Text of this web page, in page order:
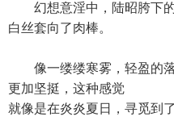
幻想意淫中，陆昭胯下的
白丝套向了肉棒。
像一缕缕寒雾，轻盈的落
更加坚挺，这种感觉
就像是在炎炎夏日，寻觅到